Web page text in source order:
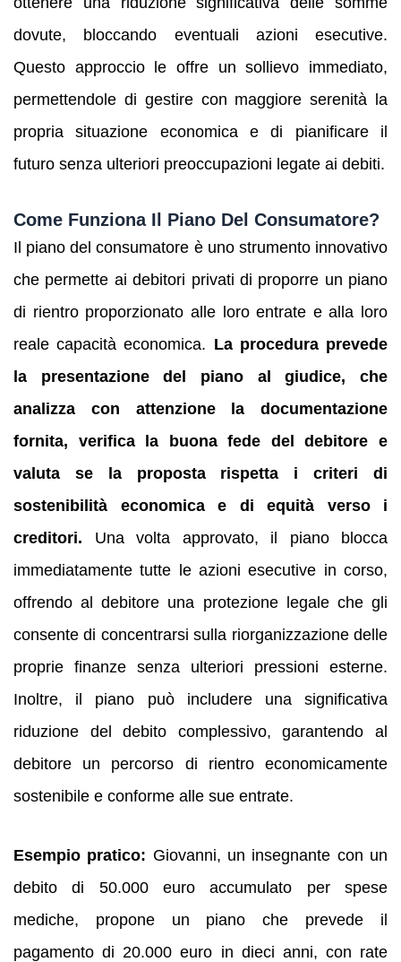
dovute, bloccando eventuali azioni esecutive.
Questo approccio le offre un sollievo immediato,
permettendole di gestire con maggiore serenità la
propria situazione economica e di pianificare il
futuro senza ulteriori preoccupazioni legate ai debiti.
Come Funziona Il Piano Del Consumatore?
Il piano del consumatore è uno strumento innovativo
che permette ai debitori privati di proporre un piano
di rientro proporzionato alle loro entrate e alla loro
reale capacità economica. La procedura prevede
la presentazione del piano al giudice, che
analizza con attenzione la documentazione
fornita, verifica la buona fede del debitore e
valuta se la proposta rispetta i criteri di
sostenibilità economica e di equità verso i
creditori. Una volta approvato, il piano blocca
immediatamente tutte le azioni esecutive in corso,
offrendo al debitore una protezione legale che gli
consente di concentrarsi sulla riorganizzazione delle
proprie finanze senza ulteriori pressioni esterne.
Inoltre, il piano può includere una significativa
riduzione del debito complessivo, garantendo al
debitore un percorso di rientro economicamente
sostenibile e conforme alle sue entrate.
Esempio pratico: Giovanni, un insegnante con un
debito di 50.000 euro accumulato per spese
mediche, propone un piano che prevede il
pagamento di 20.000 euro in dieci anni, con rate